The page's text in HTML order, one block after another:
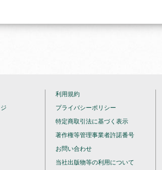
利用規約
プライバシーポリシー
特定商取引法に基づく表示
著作権等管理事業者許諾番号
お問い合わせ
当社出版物等の利用について